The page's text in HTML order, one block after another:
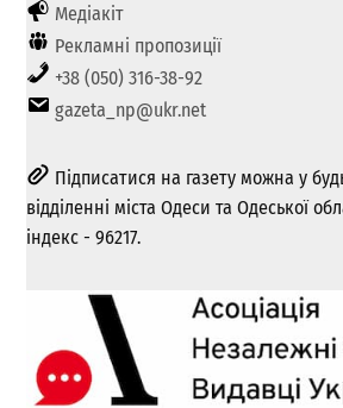
Медіакіт
Рекламні пропозиції
+38 (050) 316-38-92
gazeta_np@ukr.net
Підписатися на газету можна у
відділенні міста Одеси та Одеської
індекс - 96217.